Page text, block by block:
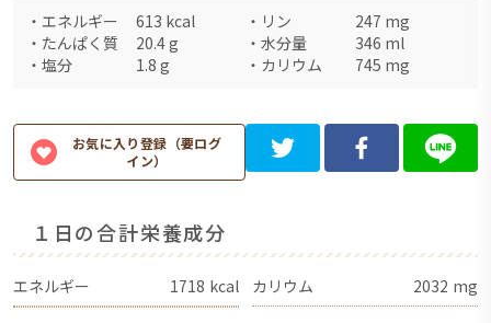
・ エネルギー 613 kcal ・ リン 247 mg
・ たんぱく質 20.4g ・ 水分量 346 ml
・ 塩分 1.8 g ・ カリウム 745 mg
お気に入り登録（要ログ
イン）
１日の合計栄養成分
エネルギー 1718 kcal カリウム 2032 mg